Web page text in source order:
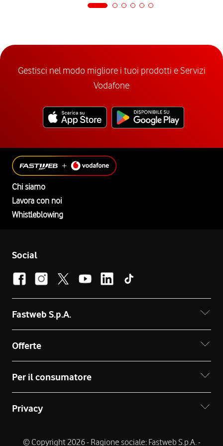
Gestisci nel modo migliore i tuoi prodotti e Servizi
Vodafone
Chi siamo
Lavora con noi
Whistleblowing
Social
Fastweb S.p.A.
Offerte
Per il consumatore
Privacy
© Copyright 2026 - Ragione sociale: Fastweb S.p.A. -